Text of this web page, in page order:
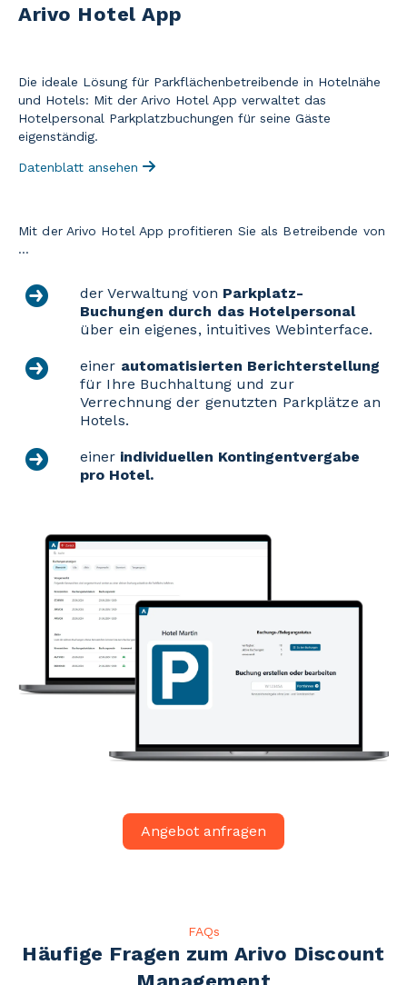
Arivo Hotel App
Die ideale Lösung für Parkflächenbetreibende in Hotelnähe
und Hotels: Mit der Arivo Hotel App verwaltet das
Hotelpersonal Parkplatzbuchungen für seine Gäste
eigenständig.
Datenblatt ansehen
Mit der Arivo Hotel App profitieren Sie als Betreibende von
...
der Verwaltung von Parkplatz-
Buchungen durch das Hotelpersonal
über ein eigenes, intuitives Webinterface.
einer automatisierten Berichterstellung
für Ihre Buchhaltung und zur
Verrechnung der genutzten Parkplätze an
Hotels.
einer individuellen Kontingentvergabe
pro Hotel.
Angebot anfragen
FAQs
Häufige Fragen zum Arivo Discount